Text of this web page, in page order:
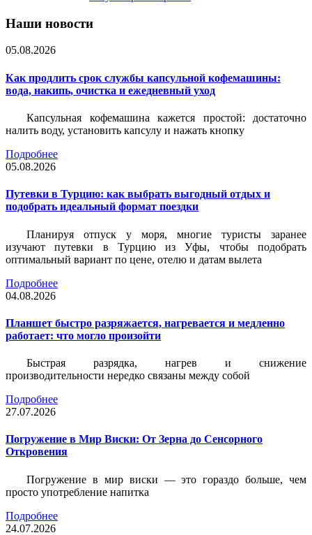
Наши новости
05.08.2026
Как продлить срок службы капсульной кофемашины:
вода, накипь, очистка и ежедневный уход
Капсульная кофемашина кажется простой: достаточно
налить воду, установить капсулу и нажать кнопку
Подробнее
05.08.2026
Путевки в Турцию: как выбрать выгодный отдых и
подобрать идеальный формат поездки
Планируя отпуск у моря, многие туристы заранее
изучают путевки в Турцию из Уфы, чтобы подобрать
оптимальный вариант по цене, отелю и датам вылета
Подробнее
04.08.2026
Планшет быстро разряжается, нагревается и медленно
работает: что могло произойти
Быстрая разрядка, нагрев и снижение
производительности нередко связаны между собой
Подробнее
27.07.2026
Погружение в Мир Виски: От Зерна до Сенсорного
Откровения
Погружение в мир виски — это гораздо больше, чем
просто употребление напитка
Подробнее
24.07.2026